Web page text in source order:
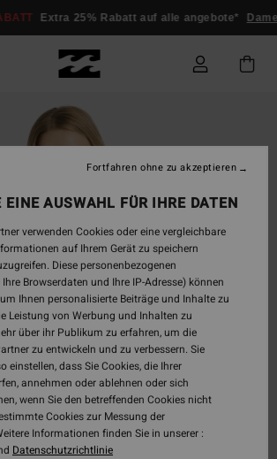
Extra 25% Rabatt auf alle angebote* Damen
EINE AUSWAHL FÜR IHRE DATEN
verwenden Cookies oder eine vergleichbare
auf Ihrem Gerät zu speichern
Diese personenbezogenen
Browserdaten und Ihre IP-Adresse) können
Ihnen personalisierte Beiträge und Inhalte zu
Leistung von Werbung und Inhalten zu
über ihr Publikum zu erfahren, um die
zu entwickeln und zu verbessern. Sie
einstellen, dass Sie Cookies, die Ihrer
annehmen oder ablehnen oder sich
wenn Sie den betreffenden Cookies nicht
Cookies zur Messung der
Informationen finden Sie in unserer :
Datenschutzrichtlinie
Fortfahren ohne zu akzeptieren